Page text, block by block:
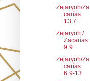
Zejaryoh/Za
carías
13:7
Zejaryoh /
Zacarías
9:9
Zejaryoh/Za
carías
6:9-13